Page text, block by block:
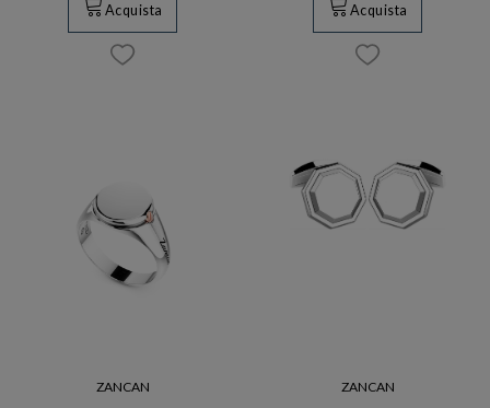
Acquista Acquista
ZANCAN ZANCAN